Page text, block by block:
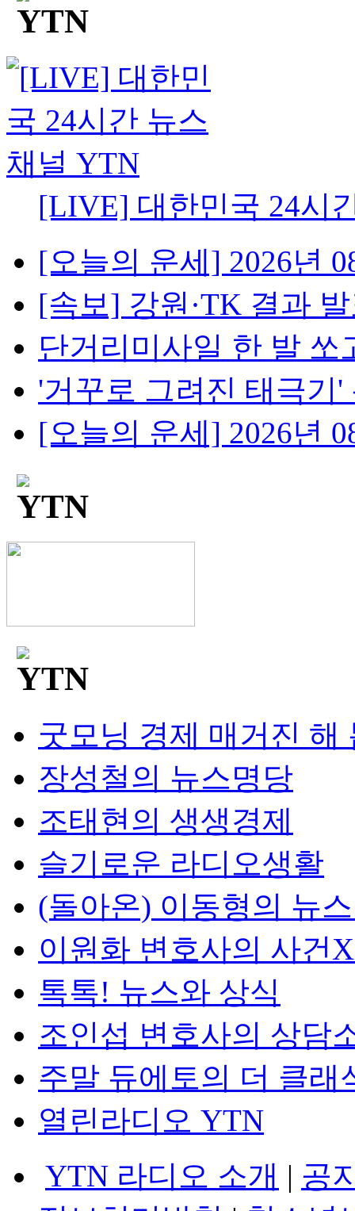
[LIVE] 대한민국 24시
[오늘의 운세] 2026년
[속보] 강원·TK 결과
단거리미사일 한 발 쏘
'거꾸로 그려진 태극기'
[오늘의 운세] 2026년
굿모닝 경제 매거진 해
장성철의 뉴스명당
조태현의 생생경제
슬기로운 라디오생활
(돌아온) 이동형의 뉴
이원화 변호사의 사건
톡톡! 뉴스와 상식
조인섭 변호사의 상담
주말 듀에토의 더 클래
열린라디오 YTN
YTN 라디오 소개 | 공